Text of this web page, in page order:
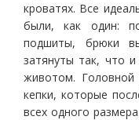
кроватях. Все
были, как один:
подшиты, брюки
затянуты так, что
животом. Головной
кепки, которые
всех одного